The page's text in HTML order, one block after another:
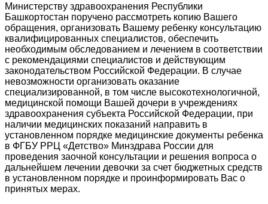
Министерству здравоохранения Республики
Башкортостан поручено рассмотреть копию Вашего
обращения, организовать Вашему ребенку консультацию
квалифицированных специалистов, обеспечить
необходимым обследованием и лечением в соответствии
с рекомендациями специалистов и действующим
законодательством Российской Федерации. В случае
невозможности организовать оказание
специализированной, в том числе высокотехнологичной,
медицинской помощи Вашей дочери в учреждениях
здравоохранения субъекта Российской Федерации, при
наличии медицинских показаний направить в
установленном порядке медицинские документы ребенка
в ФГБУ РРЦ «Детство» Минздрава России для
проведения заочной консультации и решения вопроса о
дальнейшем лечении девочки за счет бюджетных средств
в установленном порядке и проинформировать Вас о
принятых мерах.